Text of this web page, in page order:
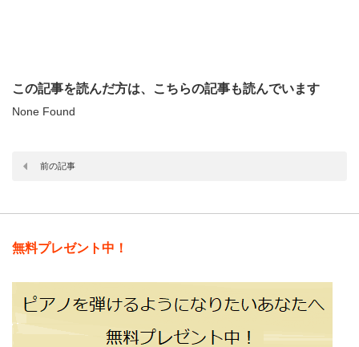
この記事を読んだ方は、こちらの記事も読んでいます
None Found
前の記事
無料プレゼント中！